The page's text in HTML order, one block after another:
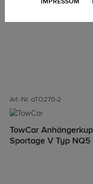
Art.-Nr. aTO270-2
TowCar
Sportage V Typ NQ5
IMPRESSUM